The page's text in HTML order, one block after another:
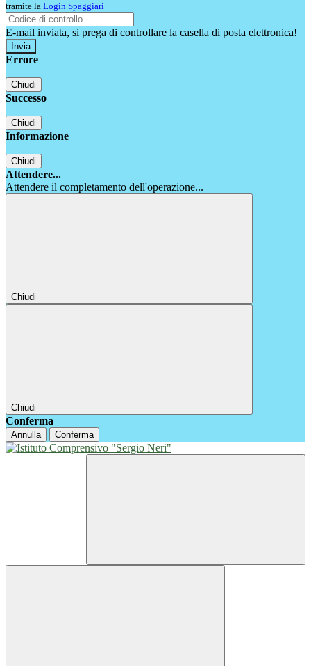
tramite la Login Spaggiari
E-mail inviata, si prega di controllare la casella di posta elettronica!
Errore
Chiudi
Successo
Chiudi
Informazione
Chiudi
Attendere...
Attendere il completamento dell'operazione...
Chiudi
Chiudi
Conferma
Annulla Conferma